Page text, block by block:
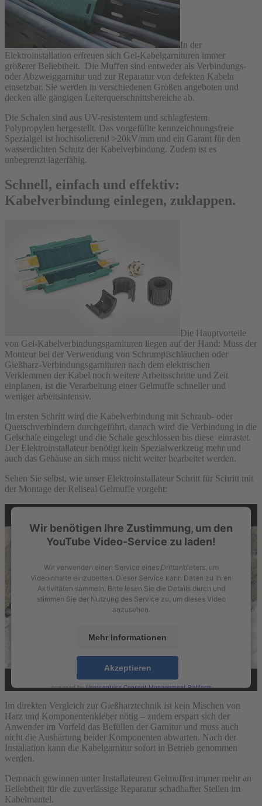
In der
Elektroinstallation erfreuen sich Gel-Kabelgarnituren immer
größerer Beliebtheit. Die Muffen sind entweder als Verbindungs-
oder Abzweiggarnitur und zur Reparatur von defekten Kabeln
einsetzbar. Sie werden in verschiedenen Größen angeboten und
decken alle gängigen Leiterquerschnittsbereiche ab.
Die Schalen sind aus UV-resistentem und schlagfestem
Polypropylen hergestellt. Das vorgefüllte kennzeichnungsfreie
Spezialgel ist hochisolierend >20kV/mm und ein Garant für den
wasserdichten Schutz der Kabelverbindung. Zudem ist es
unbegrenzt lagerfähig.
Schnell, einfach und effektiv:
Kabelverbindung einlegen, zuklappen.
Die Hauptvorteile
von Gel-Kabelverbindungsgarnituren liegen auf der Hand: Muss der
Monteur bei der Verwendung von Schrumpfschläuchen oder
Gießharz-Verbindungsgarnituren nach dem elektrischen
Verklemmen der Kabel noch weitere Arbeitsschritte und Zeit
einplanen, ist die Verarbeitung einer Gelmuffe schneller und
weniger arbeitsintensiv.
Im ersten Schritt wird die Kabelverbindung mit Schraub- oder
Quetschverbindern durchgeführt, danach wird die Verbindung in die
Gelschale eingelegt und die Schale geschlossen bis diese einrastet.
Der Elektroinstallateur benötigt kein Spezialwerkzeug mehr und
auch das Gehäuse an sich muss nicht weiter bearbeitet werden.
Sehen Sie selbst, wie unser Elektroinstallateur Schritt für Schritt mit
der Montage der Reliseal Gelmuffe vorgeht:
Wir benötigen Ihre Zustimmung, um den
YouTube Video-Service zu laden!
Wir verwenden einen Service eines Drittanbieters, um
Videoinhalte einzubetten. Dieser Service kann Daten zu Ihren
Aktivitäten sammeln. Bitte lesen Sie die Details durch und
stimmen Sie der Nutzung des Service zu, um dieses Video
anzusehen.
Mehr Informationen
Akzeptieren
powered byUsercentrics Consent Management Platform
Im direkten Vergleich zur Gießharztechnik ist kein Mischen von
Harz und Komponentenkleber nötig – zudem erspart sich der
Anwender im Vorfeld das Befüllen der Garnitur und muss auch
nicht die Aushärtung beider Komponenten abwarten. Nach der
Installation kann die Kabelgarnitur sofort in Betrieb genommen
werden.
Demnach gewinnen unter Installateuren Gelmuffen immer mehr an
Beliebtheit für die zuverlässige Reparatur schadhafter Stellen im
Kabelmantel.